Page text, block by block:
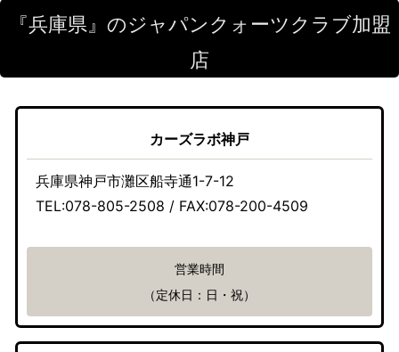
『兵庫県』のジャパンクォーツクラブ加盟
店
カーズラボ神戸
兵庫県神戸市灘区船寺通1-7-12
TEL:078-805-2508 / FAX:078-200-4509
営業時間
（定休日：日・祝）